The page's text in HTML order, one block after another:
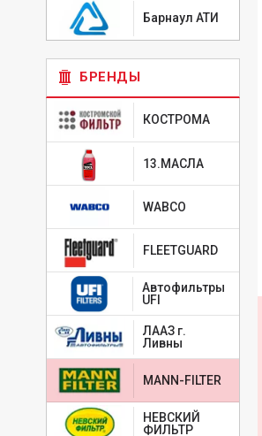
Барнаул АТИ
БРЕНДЫ
КОСТРОМА
13.МАСЛА
WABCO
FLEETGUARD
Автофильтры
UFI
ЛААЗ г.
Ливны
MANN-FILTER
НЕВСКИЙ
ФИЛЬТР